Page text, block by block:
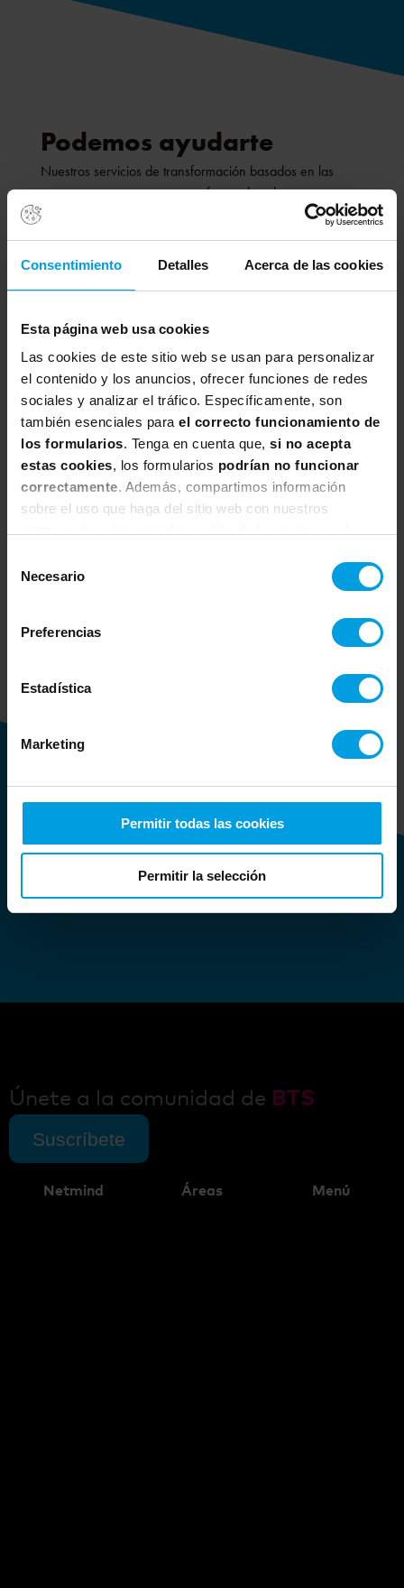
Consentimiento Detalles Acerca de las cookies
Esta página web usa cookies
Las cookies de este sitio web se usan para personalizar
el contenido y los anuncios, ofrecer funciones de redes
sociales y analizar el tráfico. Específicamente, son
también esenciales para el correcto funcionamiento de
los formularios. Tenga en cuenta que, si no acepta
estas cookies, los formularios podrían no funcionar
correctamente. Además, compartimos información
sobre el uso que haga del sitio web con nuestros
haya proporcionado o que hayan recopilado a partir del
Necesario
Preferencias
Estadística
Marketing
Permitir todas las cookies
Permitir la selección
Podemos ayudarte
Nuestros servicios de transformación basados en las
personas se centran en: transformar la cultura
organizacional, desarrollar habilidades digitales y
promover el aprendizaje continuo.
MÁS INFO
Cursos
Nuestro extenso catálogo de cursos ha sido diseñado por
nuestros expertos para ayudar a los equipos digitales a
afrontar con éxito los desafíos reales que enfrentan a
diario
MÁS INFO
Knowledge Center
contenidos de valor elaborados por el
ámbito de la transformación digital y su
MÁS INFO
No nos pierdas la pista
Únete a la comunidad de BTS
Suscríbete
Netmind Áreas Menú